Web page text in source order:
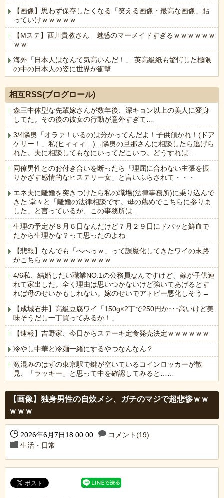
【画像】思わず保存したくなる「笑える画像・最高な画像」貼
っていけｗｗｗｗｗ
【Mステ】西川貴教さん 魅惑のマーメイドすぎるｗｗｗｗｗｗ
ｗｗ
海外「日本人はなんて気高いんだ！」 英高級紙も驚愕した極限
の中の日本人の姿に世界が衝撃
相互RSS(ブログロール)
森三中体型な先輩嫁さんが数年後、深キョン以上の美人に変身
してた。その後の彼女の行動が意外すぎて…
3/4隣奥「オラァ！いるのは分かってんだよ！子供預かれ！(ドア
ケリー！」私(ヒィィィ…)→隣奥の旦那さんに相談したら逃げら
れた。夫に相談してもなにいってだこいつ。どうすれば…
同僚男性とのお付き合いを断ったら「理屈に合わない主張を振
りかざす感情的なヒステリー女」と言いふらされて・・・
エネ夫に離婚を突きつけたら私の職場(法律事務所)に乗り込んで
きた 堂々と「離婚の法律相談です。母の薦めでこちらに参りま
した」と言っているが、この事務所は…
生理の予定が８月６日なんだけど７月２９日にドバッと鮮血で
たから生理かな？って思ったのよね
【悲報】なんでも「へへっｗ」って誤魔化してきたワイの末路
がこちらｗｗｗｗｗｗｗｗｗｗ
4/6私、結婚したい職業NO.1の公務員なんですけど、嫁が子供連
れて家出した。全く理由は思いつかないけど強いてあげるとす
れば母のせいかもしれない。嫁のせいでアトピー悪化しそう→
【成城石井】高級豆腐ワイ「150g×2丁で250円か･･･高いけど美
味そうだし一丁買ってみるか！」
【速報】吉野家、今日からステーキ定食発売決定ｗｗｗｗｗｗ
冷やし中華と冷麺一緒にするやつなんなん？
激混みのはずの東京駅で鍵が空いているコインロッカーが散
見、「ラッキー」と思って中を確認してみると……
【画像】独身男性の自炊メシ、ガチのマジで超悲惨ｗｗ
ｗｗｗ
2026年6月7日18:00:00
コメント(19)
生活・日常